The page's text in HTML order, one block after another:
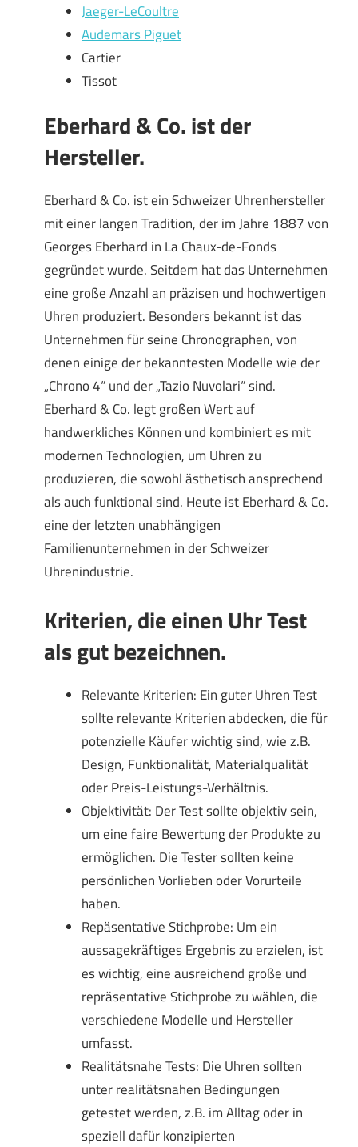
Jaeger-LeCoultre
Audemars Piguet
Cartier
Tissot
Eberhard & Co. ist der
Hersteller.
Eberhard & Co. ist ein Schweizer Uhrenhersteller
mit einer langen Tradition, der im Jahre 1887 von
Georges Eberhard in La Chaux-de-Fonds
gegründet wurde. Seitdem hat das Unternehmen
eine große Anzahl an präzisen und hochwertigen
Uhren produziert. Besonders bekannt ist das
Unternehmen für seine Chronographen, von
denen einige der bekanntesten Modelle wie der
„Chrono 4“ und der „Tazio Nuvolari“ sind.
Eberhard & Co. legt großen Wert auf
handwerkliches Können und kombiniert es mit
modernen Technologien, um Uhren zu
produzieren, die sowohl ästhetisch ansprechend
als auch funktional sind. Heute ist Eberhard & Co.
eine der letzten unabhängigen
Familienunternehmen in der Schweizer
Uhrenindustrie.
Kriterien, die einen Uhr Test
als gut bezeichnen.
Relevante Kriterien: Ein guter Uhren Test
sollte relevante Kriterien abdecken, die für
potenzielle Käufer wichtig sind, wie z.B.
Design, Funktionalität, Materialqualität
oder Preis-Leistungs-Verhältnis.
Objektivität: Der Test sollte objektiv sein,
um eine faire Bewertung der Produkte zu
ermöglichen. Die Tester sollten keine
persönlichen Vorlieben oder Vorurteile
haben.
Repäsentative Stichprobe: Um ein
aussagekräftiges Ergebnis zu erzielen, ist
es wichtig, eine ausreichend große und
repräsentative Stichprobe zu wählen, die
verschiedene Modelle und Hersteller
umfasst.
Realitätsnahe Tests: Die Uhren sollten
unter realitätsnahen Bedingungen
getestet werden, z.B. im Alltag oder in
speziell dafür konzipierten